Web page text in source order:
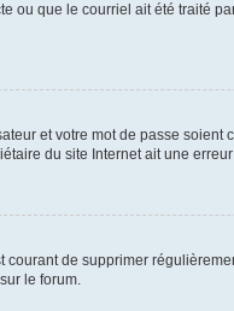
que le courriel ait été traité
et votre mot de passe soient
du site Internet ait une
courant de supprimer
le forum.